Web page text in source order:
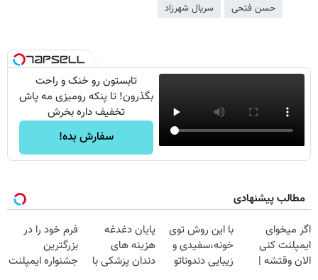
حسن فتحی سریال شهرزاد
تابستون رو خنک و راحت
بگذرون! تا پنکه رومیزی مه پاش
تخفیف داره بخرش
سفارش بده!
مطالب پیشنهادی
اگر میخوای
ایمپلنت کنی
الان وقتشه |
با این روش توی
خونه،سفیدی و
زیبایی دندوناتو
پایان دغدغه
هزینه های
دندان پزشکی با
فرم خود را در
بزرگترین
جشنواره ایمپلنت